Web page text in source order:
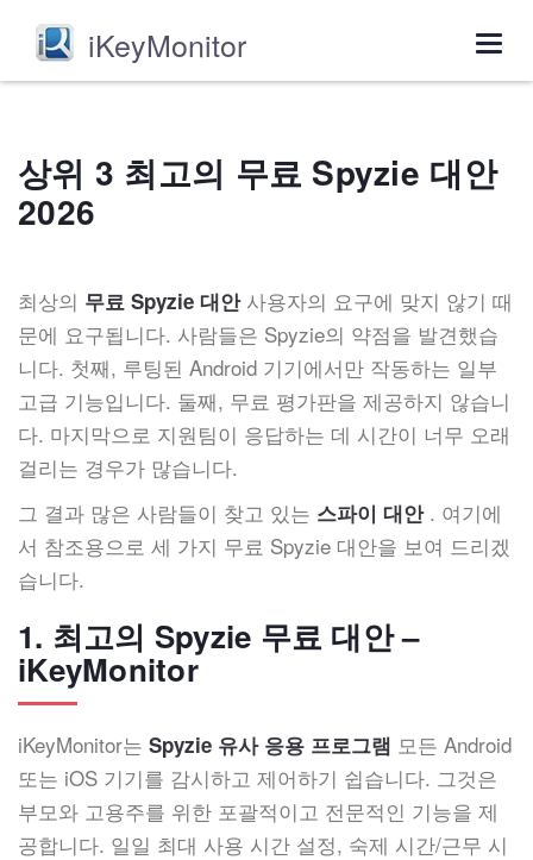
iKeyMonitor
상위 3 최고의 무료 Spyzie 대안
2026
최상의 무료 Spyzie 대안사용자의 요구에 맞지 않기 때
문에 요구됩니다. 사람들은 Spyzie의 약점을 발견했습
니다. 첫째, 루팅된 Android 기기에서만 작동하는 일부
고급 기능입니다. 둘째, 무료 평가판을 제공하지 않습니
다. 마지막으로 지원팀이 응답하는 데 시간이 너무 오래
걸리는 경우가 많습니다.
그 결과 많은 사람들이 찾고 있는 스파이 대안. 여기에
서 참조용으로 세 가지 무료 Spyzie 대안을 보여 드리겠
습니다.
1. 최고의 Spyzie 무료 대안 –
iKeyMonitor
iKeyMonitor는 Spyzie 유사 응용 프로그램 모든 Android
또는 iOS 기기를 감시하고 제어하기 쉽습니다. 그것은
부모와 고용주를 위한 포괄적이고 전문적인 기능을 제
공합니다. 일일 최대 사용 시간 설정, 숙제 시간/근무 시